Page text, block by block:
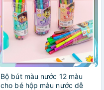
Bộ bút màu nước 12 màu
cho bé hộp màu nước dễ